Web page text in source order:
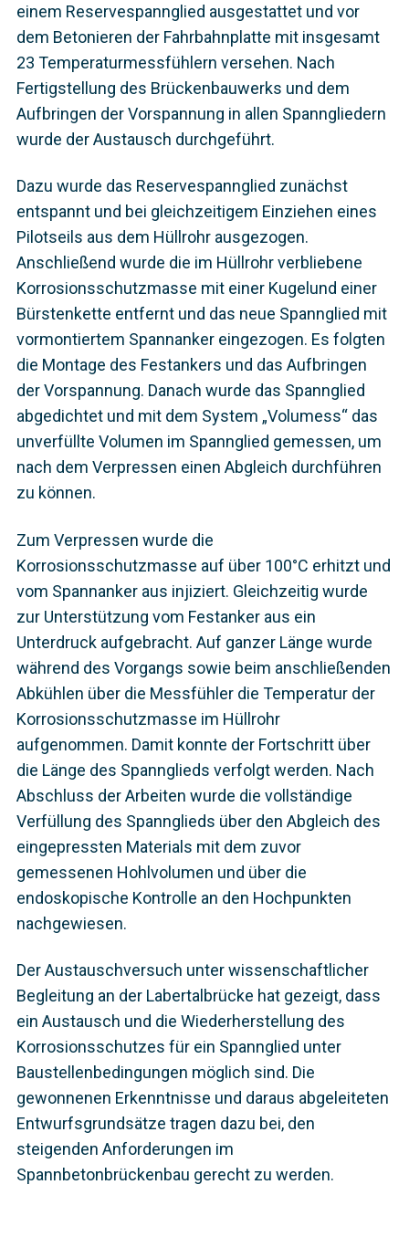
einem Reservespannglied ausgestattet und vor
dem Betonieren der Fahrbahnplatte mit insgesamt
23 Temperaturmessfühlern versehen. Nach
Fertigstellung des Brückenbauwerks und dem
Aufbringen der Vorspannung in allen Spanngliedern
wurde der Austausch durchgeführt.
Dazu wurde das Reservespannglied zunächst
entspannt und bei gleichzeitigem Einziehen eines
Pilotseils aus dem Hüllrohr ausgezogen.
Anschließend wurde die im Hüllrohr verbliebene
Korrosionsschutzmasse mit einer Kugelund einer
Bürstenkette entfernt und das neue Spannglied mit
vormontiertem Spannanker eingezogen. Es folgten
die Montage des Festankers und das Aufbringen
der Vorspannung. Danach wurde das Spannglied
abgedichtet und mit dem System „Volumess“ das
unverfüllte Volumen im Spannglied gemessen, um
nach dem Verpressen einen Abgleich durchführen
zu können.
Zum Verpressen wurde die
Korrosionsschutzmasse auf über 100°C erhitzt und
vom Spannanker aus injiziert. Gleichzeitig wurde
zur Unterstützung vom Festanker aus ein
Unterdruck aufgebracht. Auf ganzer Länge wurde
während des Vorgangs sowie beim anschließenden
Abkühlen über die Messfühler die Temperatur der
Korrosionsschutzmasse im Hüllrohr
aufgenommen. Damit konnte der Fortschritt über
die Länge des Spannglieds verfolgt werden. Nach
Abschluss der Arbeiten wurde die vollständige
Verfüllung des Spannglieds über den Abgleich des
eingepressten Materials mit dem zuvor
gemessenen Hohlvolumen und über die
endoskopische Kontrolle an den Hochpunkten
nachgewiesen.
Der Austauschversuch unter wissenschaftlicher
Begleitung an der Labertalbrücke hat gezeigt, dass
ein Austausch und die Wiederherstellung des
Korrosionsschutzes für ein Spannglied unter
Baustellenbedingungen möglich sind. Die
gewonnenen Erkenntnisse und daraus abgeleiteten
Entwurfsgrundsätze tragen dazu bei, den
steigenden Anforderungen im
Spannbetonbrückenbau gerecht zu werden.